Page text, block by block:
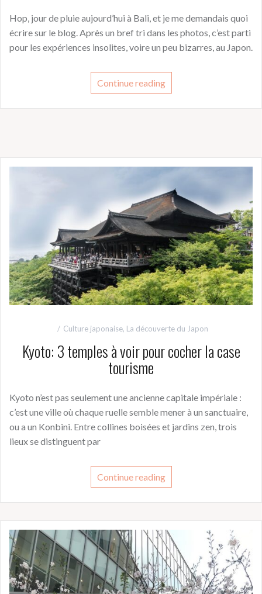
Hop, jour de pluie aujourd’hui à Bali, et je me demandais quoi
écrire sur le blog. Après un bref tri dans les photos, c’est parti
pour les expériences insolites, voire un peu bizarres, au Japon.
Continue reading
Culture japonaise, La découverte du Japon
Kyoto: 3 temples à voir pour cocher la case
tourisme
Kyoto n’est pas seulement une ancienne capitale impériale :
c’est une ville où chaque ruelle semble mener à un sanctuaire,
ou a un Konbini. Entre collines boisées et jardins zen, trois
lieux se distinguent par
Continue reading